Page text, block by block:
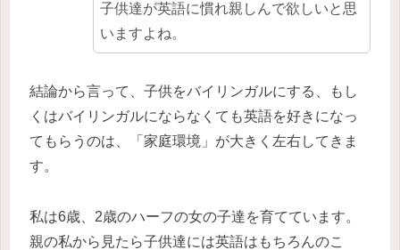
子供達が英語に慣れ親しんで欲しいと思
いますよね。
結論から言って、子供をバイリンガルにする、もし
くはバイリンガルにならなくても英語を好きになっ
てもらうのは、「家庭環境」が大きく左右してきま
す。
私は6歳、2歳のハーフの女の子達を育てています。
親の私から見たら子供達には英語はもちろんのこ